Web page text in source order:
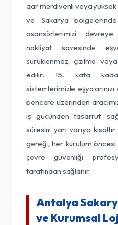
dar merdivenli veya
ve Sakarya
asansörlerimizi
nakliyat sayesinde
sürüklenmez, çizilme
edilir. 15. kata
sistemlerimizle
pencere üzerinden
iş gücünden tasarruf
süresini yarı yarıya
gereği, her kurulum öncesi
çevre güvenliği
tarafından sağlanır.
Antalya
ve Kurumsal